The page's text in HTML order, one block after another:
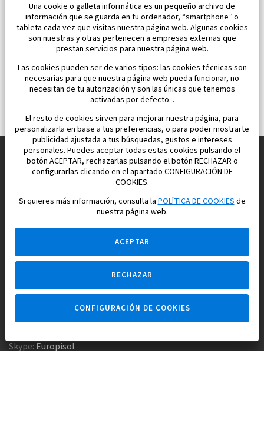
Construimos y vendemos propiedades
para su vida feliz en España
Agencia inmobiliaria +34 647 173 382
Empresa constructora +34 607 961 116
Skype: Europisol
Una cookie o galleta informática es un pequeño archivo de
información que se guarda en tu ordenador, “smartphone” o
tableta cada vez que visitas nuestra página web. Algunas cookies
son nuestras y otras pertenecen a empresas externas que
prestan servicios para nuestra página web.
Las cookies pueden ser de varios tipos: las cookies técnicas son
necesarias para que nuestra página web pueda funcionar, no
necesitan de tu autorización y son las únicas que tenemos
activadas por defecto. .
El resto de cookies sirven para mejorar nuestra página, para
personalizarla en base a tus preferencias, o para poder mostrarte
publicidad ajustada a tus búsquedas, gustos e intereses
personales. Puedes aceptar todas estas cookies pulsando el
botón ACEPTAR, rechazarlas pulsando el botón RECHAZAR o
configurarlas clicando en el apartado CONFIGURACIÓN DE
COOKIES.
Si quieres más información, consulta laPOLÍTICA DE COOKIESde
nuestra página web.
ACEPTAR
RECHAZAR
CONFIGURACIÓN DE COOKIES